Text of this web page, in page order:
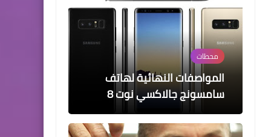
محطات
المواصفات النهائية لهاتف
سامسونج جالاكسي نوت 8